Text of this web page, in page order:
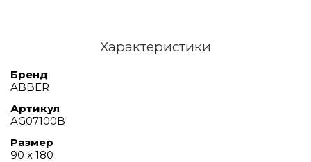
Характеристики
Бренд
ABBER
Артикул
AG07100B
Размер
90 х 180